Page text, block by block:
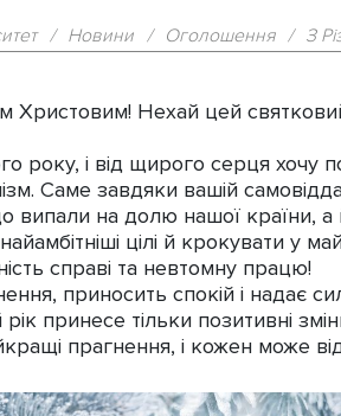
/ Новини / Оголошення / З
Христовим! Нехай цей
року, і від щирого серця хочу
Саме завдяки вашій
випали на долю нашої країни, а
цілі й крокувати у
справі та невтомну працю!
приносить спокій і надає
принесе тільки позитивні
прагнення, і кожен може